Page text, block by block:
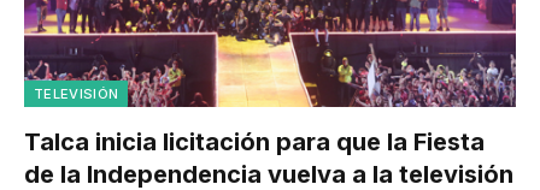
TELEVISIÓN
Talca inicia licitación para que la Fiesta
de la Independencia vuelva a la televisión